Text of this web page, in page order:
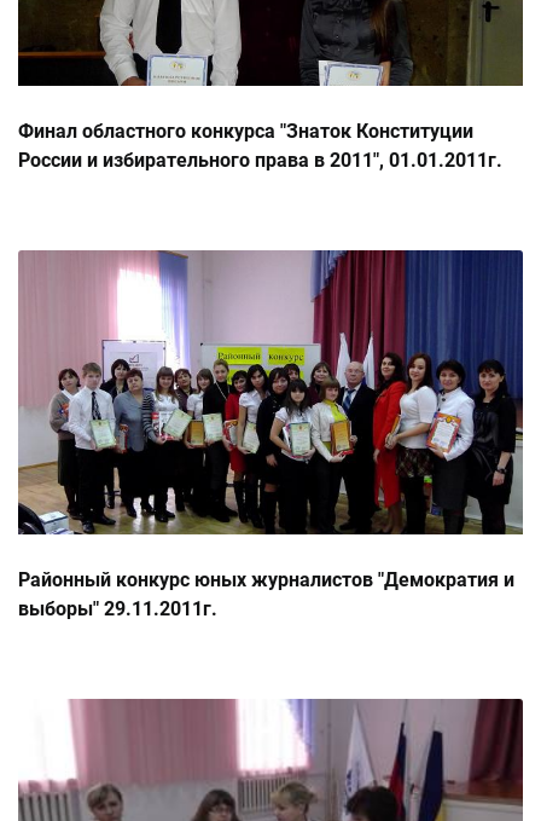
Финал областного конкурса "Знаток Конституции
России и избирательного права в 2011", 01.01.2011г.
Районный конкурс юных журналистов "Демократия и
выборы" 29.11.2011г.